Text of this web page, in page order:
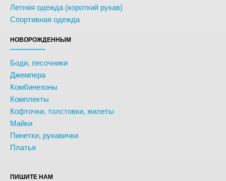
Летняя одежда (короткий рукав)
Спортивная одежда
НОВОРОЖДЕННЫМ
Боди, песочники
Джемпера
Комбинезоны
Комплекты
Кофточки, толстовки, жилеты
Майки
Пинетки, рукавички
Платья
ПИШИТЕ НАМ